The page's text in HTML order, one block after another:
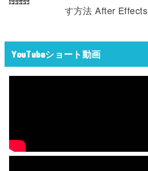
す方法 After Effects
YouTubeショート動画